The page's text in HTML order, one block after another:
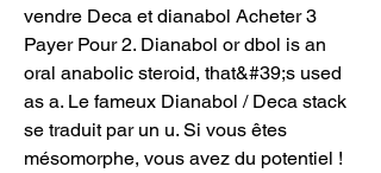
vendre Deca et dianabol Acheter 3
Payer Pour 2. Dianabol or dbol is an
oral anabolic steroid, that&#39;s used
as a. Le fameux Dianabol / Deca stack
se traduit par un u. Si vous êtes
mésomorphe, vous avez du potentiel !